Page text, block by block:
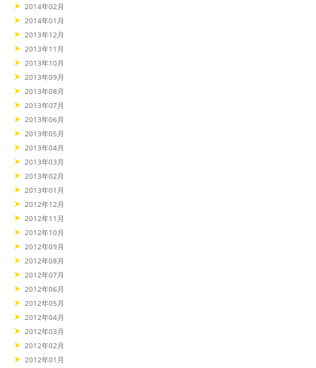
2014年02月
2014年01月
2013年12月
2013年11月
2013年10月
2013年09月
2013年08月
2013年07月
2013年06月
2013年05月
2013年04月
2013年03月
2013年02月
2013年01月
2012年12月
2012年11月
2012年10月
2012年09月
2012年08月
2012年07月
2012年06月
2012年05月
2012年04月
2012年03月
2012年02月
2012年01月